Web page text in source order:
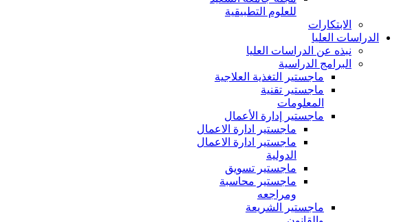
للعلوم التطبيقية
الابتكارات
الدراسات العليا
نبذه عن الدراسات العليا
البرامج الدراسية
ماجستير التغذية العلاجية
ماجستير تقنية
المعلومات
ماجستير إدارة الأعمال
ماجستير ادارة الاعمال
ماجستير ادارة الاعمال
الدولية
ماجستير تسويق
ماجستير محاسبة
ومراجعه
ماجستير الشريعة